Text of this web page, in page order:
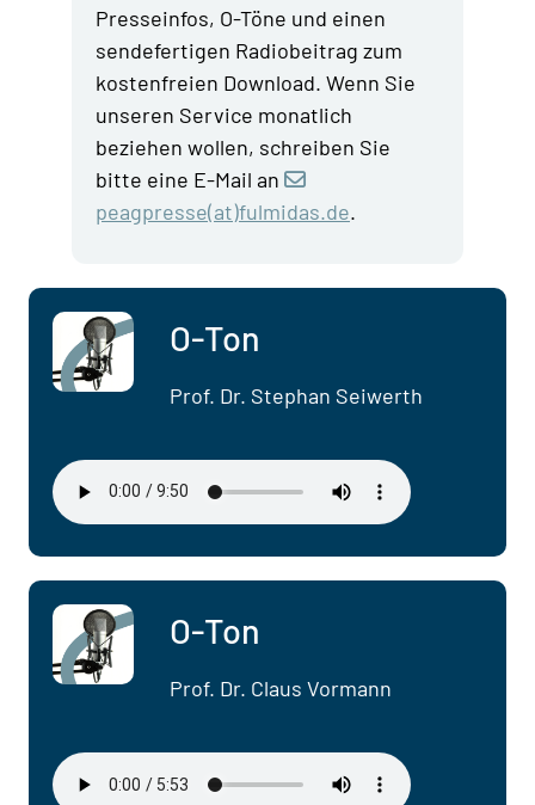
Presseinfos, O-Töne und einen
sendefertigen Radiobeitrag zum
kostenfreien Download. Wenn Sie
unseren Service monatlich
beziehen wollen, schreiben Sie
bitte eine E-Mail an
peagpresse(at)fulmidas.de.
O-Ton
Prof. Dr. Stephan Seiwerth
O-Ton
Prof. Dr. Claus Vormann